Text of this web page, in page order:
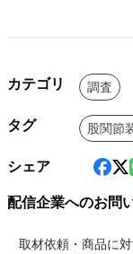
カテゴリ 調査
タグ 股関節
シェア
配信企業へのお問
取材依頼・商品に